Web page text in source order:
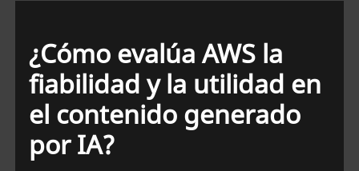
¿Cómo evalúa AWS la
fiabilidad y la utilidad en
el contenido generado
por IA?